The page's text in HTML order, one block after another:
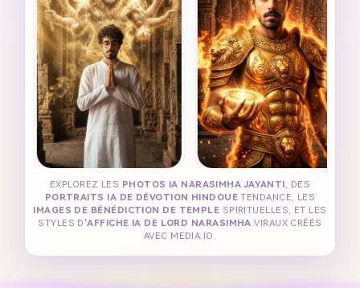
EXPLOREZ LES PHOTOS IA NARASIMHA JAYANTI, DES
PORTRAITS IA DE DÉVOTION HINDOUE TENDANCE, LES
IMAGES DE BÉNÉDICTION DE TEMPLE SPIRITUELLES, ET LES
STYLES D'AFFICHE IA DE LORD NARASIMHA VIRAUX CRÉÉS
AVEC MEDIA.IO.